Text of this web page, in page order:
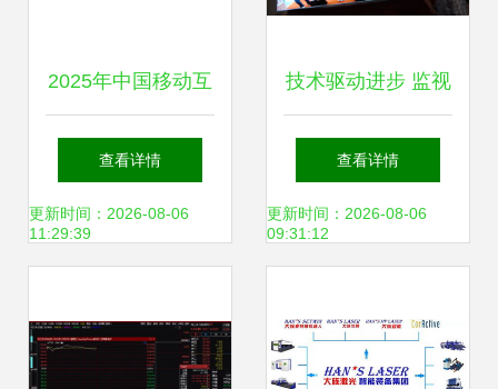
2025年中国移动互
联网流量报告 网络
技术研发驱动下的
查看详情
更新时间：2026-08-06
11:29:39
技术驱动进步 监视
器行业新闻中的网
络技术研发与市场
查看详情
更新时间：2026-08-06
09:31:12